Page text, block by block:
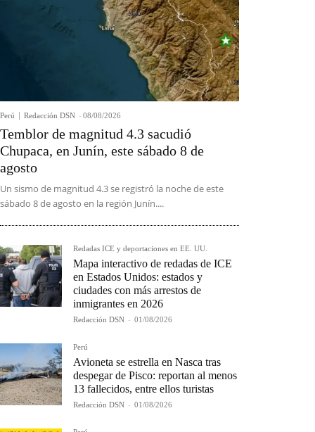
Perú Redacción DSN - 08/08/2026
Temblor de magnitud 4.3 sacudió
Chupaca, en Junín, este sábado 8 de
agosto
Un sismo de magnitud 4.3 se registró la noche de este
sábado 8 de agosto en la región Junín....
Redadas ICE y deportaciones en EE. UU.
Mapa interactivo de redadas de ICE
en Estados Unidos: estados y
ciudades con más arrestos de
inmigrantes en 2026
Redacción DSN - 01/08/2026
Perú
Avioneta se estrella en Nasca tras
despegar de Pisco: reportan al menos
13 fallecidos, entre ellos turistas
Redacción DSN - 01/08/2026